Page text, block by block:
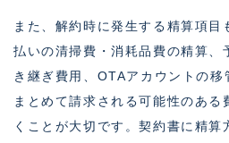
また、解約時に発生する精算項目
払いの清掃費・消耗品費の精算、
き継ぎ費用、OTAアカウントの
まとめて請求される可能性のある
くことが大切です。契約書に精算